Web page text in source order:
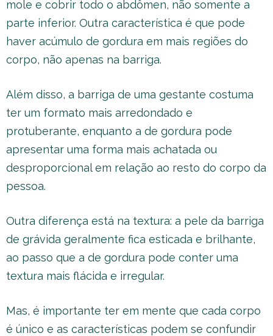
mole e cobrir todo o abdômen, não somente a
parte inferior. Outra característica é que pode
haver acúmulo de gordura em mais regiões do
corpo, não apenas na barriga.
Além disso, a barriga de uma gestante costuma
ter um formato mais arredondado e
protuberante, enquanto a de gordura pode
apresentar uma forma mais achatada ou
desproporcional em relação ao resto do corpo da
pessoa.
Outra diferença está na textura: a pele da barriga
de grávida geralmente fica esticada e brilhante,
ao passo que a de gordura pode conter uma
textura mais flácida e irregular.
Mas, é importante ter em mente que cada corpo
é único e as características podem se confundir